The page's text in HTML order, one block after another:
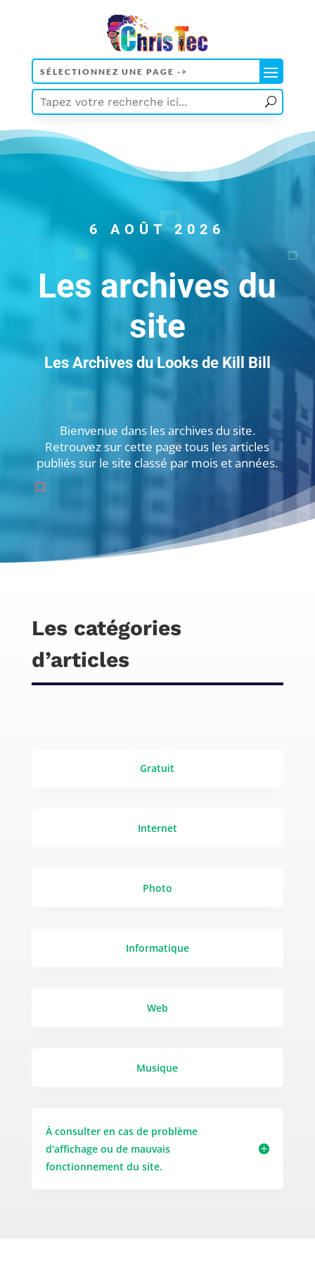
6 AOÛT 2026
Les archives du
site
Les Archives du Looks de Kill Bill
Bienvenue dans les archives du site.
Retrouvez sur cette page tous les articles
publiés sur le site classé par mois et années.
Les catégories
d’articles
Gratuit
Internet
Photo
Informatique
Web
Musique
À consulter en cas de problème
d'affichage ou de mauvais
fonctionnement du site.